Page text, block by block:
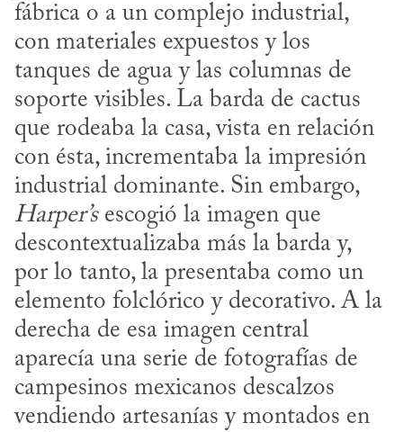
fábrica o a un complejo industrial,
con materiales expuestos y los
tanques de agua y las columnas de
soporte visibles. La barda de cactus
que rodeaba la casa, vista en relación
con ésta, incrementaba la impresión
industrial dominante. Sin embargo,
Harper’s escogió la imagen que
descontextualizaba más la barda y,
por lo tanto, la presentaba como un
elemento folclórico y decorativo. A la
derecha de esa imagen central
aparecía una serie de fotografías de
campesinos mexicanos descalzos
vendiendo artesanías y montados en